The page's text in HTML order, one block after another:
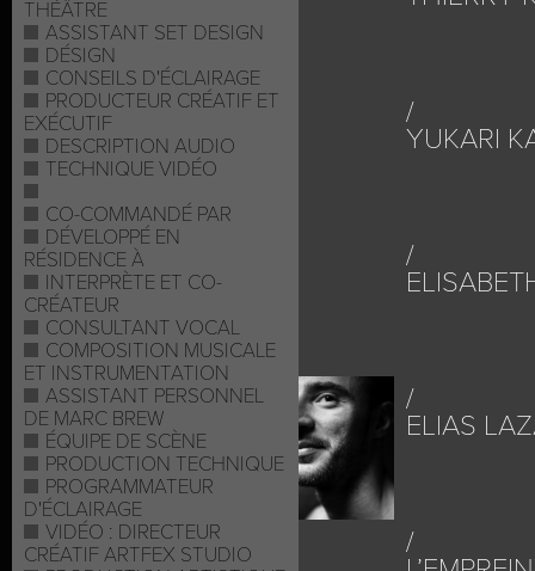
THÉÂTRE
ASSISTANT SET DESIGN
DÉSIGN
CONSEILS D'ÉCLAIRAGE
PRODUCTEUR CRÉATIF ET
EXÉCUTIF
DESCRIPTION AUDIO
TECHNIQUE VIDÉO
CO-COMMANDÉ PAR
DÉVELOPPÉ EN
RÉSIDENCE À
INTERPRÈTE ET CO-
CRÉATEUR
CONSULTANT VOCAL
COMPOSITION MUSICALE
ET INSTRUMENTATION
ASSISTANT PERSONNEL
DE MARC BREW
ÉQUIPE DE SCÈNE
PRODUCTION TECHNIQUE
PROGRAMMATEUR
D'ÉCLAIRAGE
VIDÉO : DIRECTEUR
CRÉATIF ARTFEX STUDIO
YUKARI
ELIAS